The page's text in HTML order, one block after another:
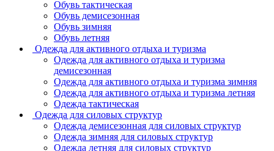
Обувь тактическая
Обувь демисезонная
Обувь зимняя
Обувь летняя
Одежда для активного отдыха и туризма
Одежда для активного отдыха и туризма
демисезонная
Одежда для активного отдыха и туризма зимняя
Одежда для активного отдыха и туризма летняя
Одежда тактическая
Одежда для силовых структур
Одежда демисезонная для силовых структур
Одежда зимняя для силовых структур
Одежда летняя для силовых структур